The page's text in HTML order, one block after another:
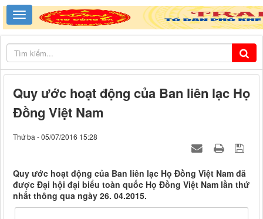
Quy ước hoạt động của Ban liên lạc Họ
Đồng Việt Nam
Thứ ba - 05/07/2016 15:28
Quy ước hoạt động của Ban liên lạc Họ Đồng Việt Nam đã
được Đại hội đại biểu toàn quốc Họ Đồng Việt Nam lần thứ
nhất thông qua ngày 26. 04.2015.